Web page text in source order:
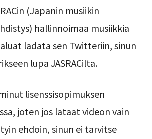
(Japanin musiikin
hallinnoimaa musiikkia
ladata sen Twitteriin, sinun
lupa JASRACilta.
lisenssisopimuksen
joten jos lataat videon vain
ehdoin, sinun ei tarvitse